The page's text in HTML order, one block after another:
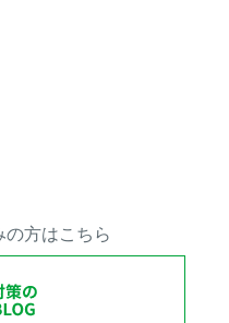
方はこちら